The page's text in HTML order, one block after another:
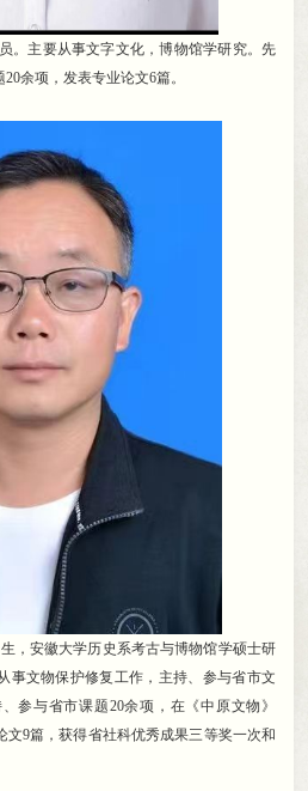
。主要从事文字文化 ，博物馆学研究。先
20余项 ， 发表专业论文6篇。
， 安徽大学历史系考古与博物馆学硕士研
事文物保护修复工作，主持、参与省市文
、参与省市课题20余项，在《中原文物》
文9篇 ，获得省社科优秀成果三等奖一次和